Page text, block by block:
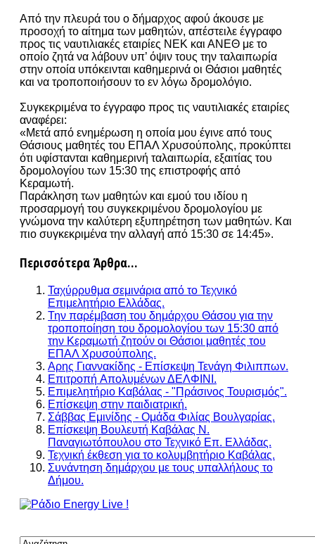
Από την πλευρά του ο δήμαρχος αφού άκουσε με
προσοχή το αίτημα των μαθητών, απέστειλε έγγραφο
προς τις ναυτιλιακές εταιρίες ΝΕΚ και ΑΝΕΘ με το
οποίο ζητά να λάβουν υπ’ όψιν τους την ταλαιπωρία
στην οποία υπόκεινται καθημερινά οι Θάσιοι μαθητές
και να τροποποιήσουν το εν λόγω δρομολόγιο.
Συγκεκριμένα το έγγραφο προς τις ναυτιλιακές εταιρίες
αναφέρει:
«Μετά από ενημέρωση η οποία μου έγινε από τους
Θάσιους μαθητές του ΕΠΑΛ Χρυσούπολης, προκύπτει
ότι υφίστανται καθημερινή ταλαιπωρία, εξαιτίας του
δρομολογίου των 15:30 της επιστροφής από
Κεραμωτή.
Παράκληση των μαθητών και εμού του ιδίου η
προσαρμογή του συγκεκριμένου δρομολογίου με
γνώμονα την καλύτερη εξυπηρέτηση των μαθητών. Και
πιο συγκεκριμένα την αλλαγή από 15:30 σε 14:45».
Περισσότερα Άρθρα...
Ταχύρρυθμα σεμινάρια από το Τεχνικό
Επιμελητήριο Ελλάδας.
Την παρέμβαση του δημάρχου Θάσου για την
τροποποίηση του δρομολογίου των 15:30 από
την Κεραμωτή ζητούν οι Θάσιοι μαθητές του
ΕΠΑΛ Χρυσούπολης.
Αρης Γιαννακίδης - Επίσκεψη Τενάγη Φιλιππων.
Επιτροπή Aπολυμένων ΔΕΛΦΙΝΙ.
Επιμελητήριο Καβάλας - "Πράσινος Τουρισμός".
Επίσκεψη στην παιδιατρική.
Σάββας Εμινίδης - Ομάδα Φιλίας Βουλγαρίας.
Επίσκεψη Βουλευτή Καβάλας Ν.
Παναγιωτόπουλου στο Τεχνικό Επ. Ελλάδας.
Τεχνική έκθεση για το κολυμβητήριο Καβάλας.
Συνάντηση δημάρχου με τους υπαλλήλους το
Δήμου.